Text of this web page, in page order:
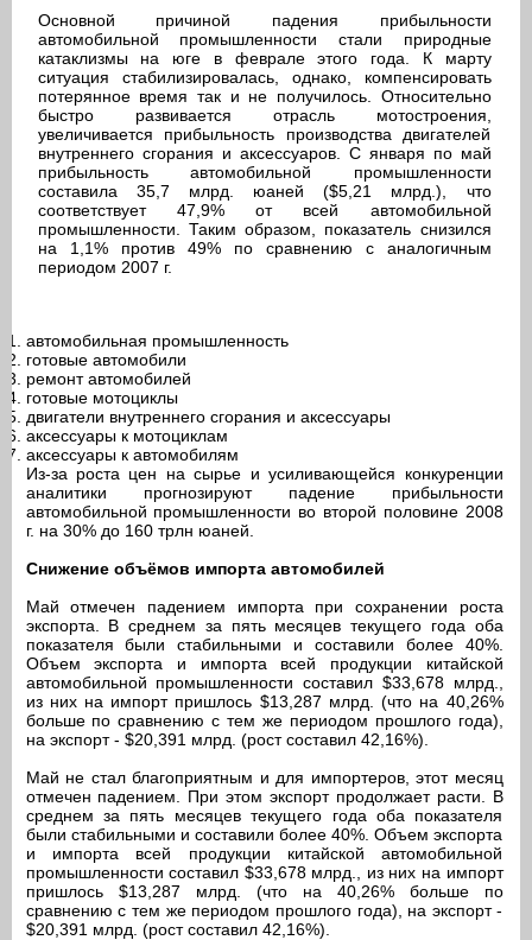
Основной причиной падения прибыльности
автомобильной промышленности стали природные
катаклизмы на юге в феврале этого года. К марту
ситуация стабилизировалась, однако, компенсировать
потерянное время так и не получилось. Относительно
быстро развивается отрасль мотостроения,
увеличивается прибыльность производства двигателей
внутреннего сгорания и аксессуаров. С января по май
прибыльность автомобильной промышленности
составила 35,7 млрд. юаней ($5,21 млрд.), что
соответствует 47,9% от всей автомобильной
промышленности. Таким образом, показатель снизился
на 1,1% против 49% по сравнению с аналогичным
периодом 2007 г.
автомобильная промышленность
готовые автомобили
ремонт автомобилей
готовые мотоциклы
двигатели внутреннего сгорания и аксессуары
аксессуары к мотоциклам
аксессуары к автомобилям
Из-за роста цен на сырье и усиливающейся конкуренции
аналитики прогнозируют падение прибыльности
автомобильной промышленности во второй половине 2008
г. на 30% до 160 трлн юаней.
Снижение объёмов импорта автомобилей
Май отмечен падением импорта при сохранении роста
экспорта. В среднем за пять месяцев текущего года оба
показателя были стабильными и составили более 40%.
Объем экспорта и импорта всей продукции китайской
автомобильной промышленности составил $33,678 млрд.,
из них на импорт пришлось $13,287 млрд. (что на 40,26%
больше по сравнению с тем же периодом прошлого года),
на экспорт - $20,391 млрд. (рост составил 42,16%).
Май не стал благоприятным и для импортеров, этот месяц
отмечен падением. При этом экспорт продолжает расти. В
среднем за пять месяцев текущего года оба показателя
были стабильными и составили более 40%. Объем экспорта
и импорта всей продукции китайской автомобильной
промышленности составил $33,678 млрд., из них на импорт
пришлось $13,287 млрд. (что на 40,26% больше по
сравнению с тем же периодом прошлого года), на экспорт -
$20,391 млрд. (рост составил 42,16%).